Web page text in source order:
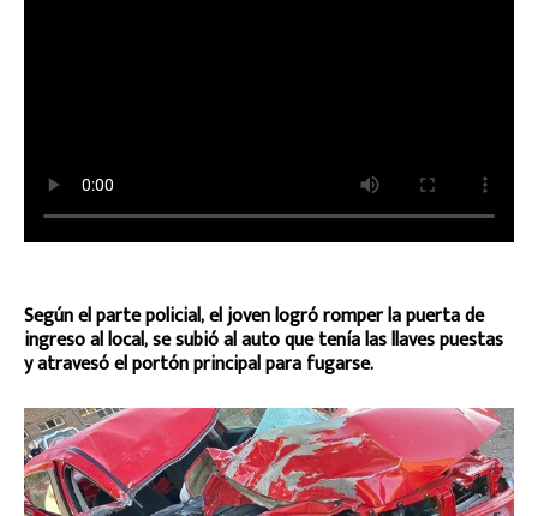
Según el parte policial, el joven logró romper la puerta de
ingreso al local, se subió al auto que tenía las llaves puestas
y atravesó el portón principal para fugarse.